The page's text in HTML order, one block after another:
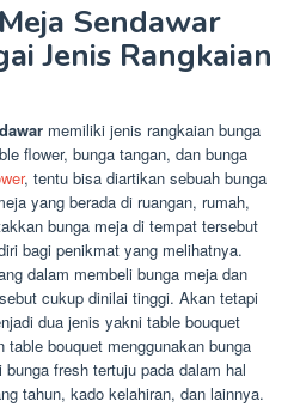
Sendawar
Jenis Rangkaian
memiliki jenis rangkaian bunga
flower, bunga tangan, dan bunga
, tentu bisa diartikan sebuah bunga
yang berada di ruangan, rumah,
bunga meja di tempat tersebut
bagi penikmat yang melihatnya.
dalam membeli bunga meja dan
cukup dinilai tinggi. Akan tetapi
dua jenis yakni table bouquet
bouquet menggunakan bunga
fresh tertuju pada dalam hal
tahun, kado kelahiran, dan lainnya.